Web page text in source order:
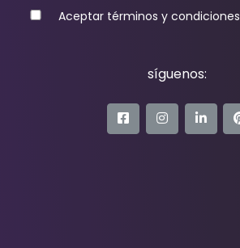
Aceptar términos y condiciones
síguenos: